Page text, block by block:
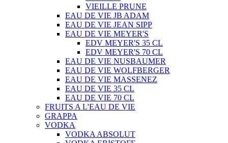
VIEILLE PRUNE
EAU DE VIE JB ADAM
EAU DE VIE JEAN SIPP
EAU DE VIE MEYER'S
EDV MEYER'S 35 CL
EDV MEYER'S 70 CL
EAU DE VIE NUSBAUMER
EAU DE VIE WOLFBERGER
EAU DE VIE MASSENEZ
EAU DE VIE 35 CL
EAU DE VIE 70 CL
FRUITS A L'EAU DE VIE
GRAPPA
VODKA
VODKA ABSOLUT